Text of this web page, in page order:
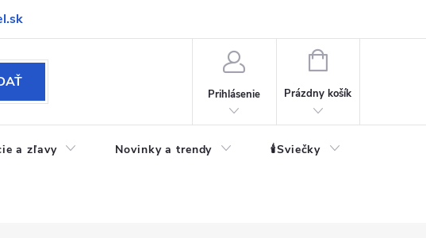
Bezpečnostné informácie
Prihlásenie
NÁKUPNÝ
Prázdny košík
a zľavy Novinky a trendy 🕯️Sviečky